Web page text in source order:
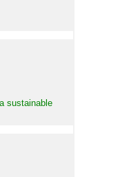
sustainable